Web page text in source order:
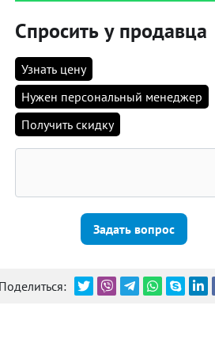
Спросить у продавца
Узнать цену
Нужен персональный менеджер
Получить скидку
Задать вопрос